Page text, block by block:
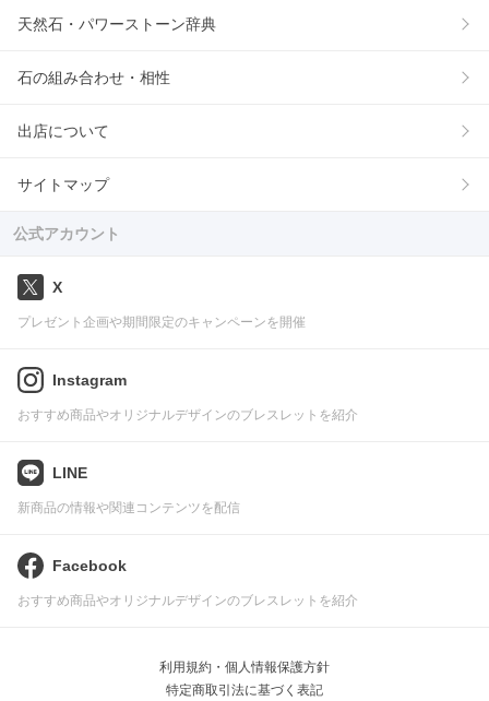
天然石・パワーストーン辞典
石の組み合わせ・相性
出店について
サイトマップ
公式アカウント
X
プレゼント企画や期間限定のキャンペーンを開催
Instagram
おすすめ商品やオリジナルデザインのブレスレットを紹介
LINE
新商品の情報や関連コンテンツを配信
Facebook
おすすめ商品やオリジナルデザインのブレスレットを紹介
利用規約・個人情報保護方針
特定商取引法に基づく表記